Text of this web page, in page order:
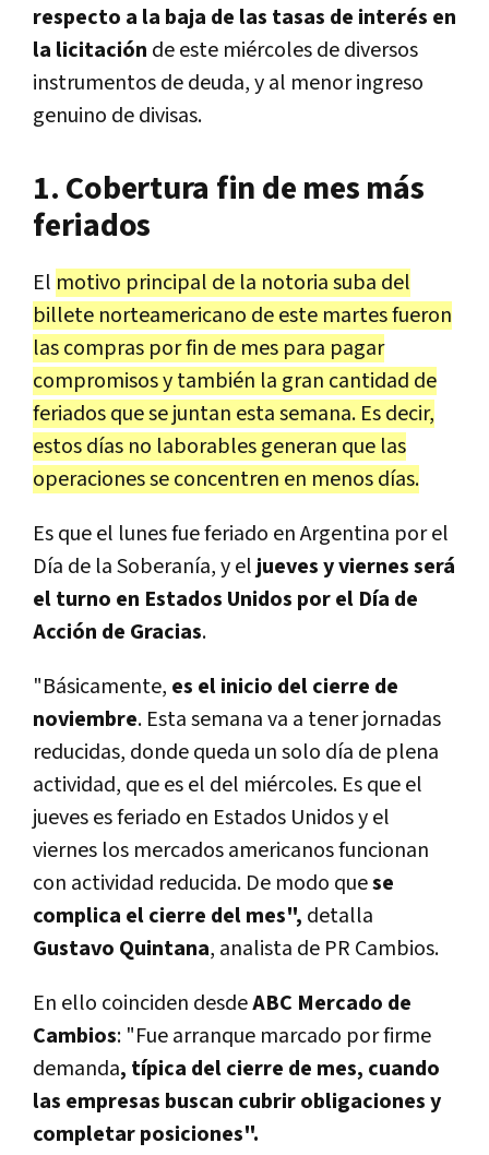
respecto a la baja de las tasas de interés en
la licitación de este miércoles de diversos
instrumentos de deuda, y al menor ingreso
genuino de divisas.
1. Cobertura fin de mes más
feriados
El motivo principal de la notoria suba del
billete norteamericano de este martes fueron
las compras por fin de mes para pagar
compromisos y también la gran cantidad de
feriados que se juntan esta semana. Es decir,
estos días no laborables generan que las
operaciones se concentren en menos días.
Es que el lunes fue feriado en Argentina por el
Día de la Soberanía, y el jueves y viernes será
el turno en Estados Unidos por el Día de
Acción de Gracias.
"Básicamente, es el inicio del cierre de
noviembre. Esta semana va a tener jornadas
reducidas, donde queda un solo día de plena
actividad, que es el del miércoles. Es que el
jueves es feriado en Estados Unidos y el
viernes los mercados americanos funcionan
con actividad reducida. De modo quese
complica el cierre del mes", detalla
Gustavo Quintana, analista de PR Cambios.
En ello coinciden desdeABC Mercado de
Cambios: "Fue arranque marcado por firme
demanda, típica del cierre de mes, cuando
las empresas buscan cubrir obligaciones y
completar posiciones".